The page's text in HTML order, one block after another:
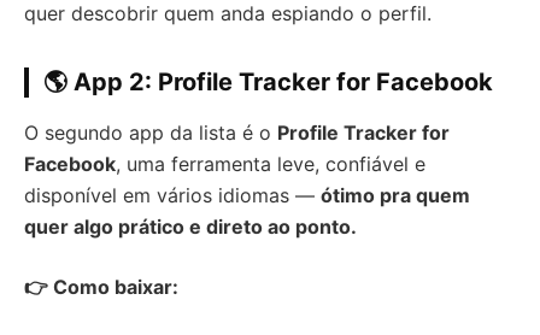
quer descobrir quem anda espiando o perfil.
🌎 App 2: Profile Tracker for Facebook
O segundo app da lista é o Profile Tracker for
Facebook, uma ferramenta leve, confiável e
disponível em vários idiomas — ótimo pra quem
quer algo prático e direto ao ponto.
👉 Como baixar: